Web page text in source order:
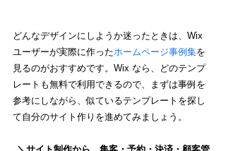
どんなデザインにしようか迷ったときは、Wix
ユーザーが実際に作ったホームページ事例集を
見るのがおすすめです。Wix なら、どのテンプ
レートも無料で利用できるので、まずは事例を
参考にしながら、似ているテンプレートを探し
て自分のサイト作りを進めてみましょう。